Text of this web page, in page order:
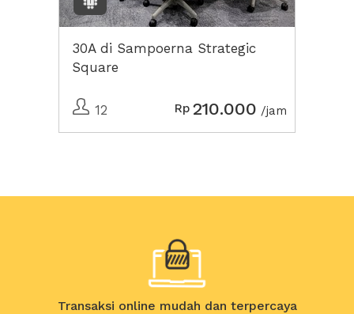
30A di Sampoerna Strategic
Square
12 Rp 210.000 /jam
Transaksi online mudah dan terpercaya